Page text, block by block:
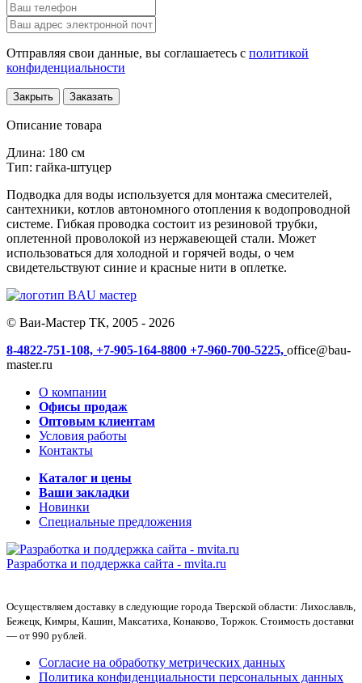
Отправляя свои данные, вы соглашаетесь с политикой
конфиденциальности
Закрыть Заказать
Описание товара
Длина: 180 см
Тип: гайка-штуцер
Подводка для воды используется для монтажа смесителей,
сантехники, котлов автономного отопления к водопроводной
системе. Гибкая проводка состоит из резиновой трубки,
оплетенной проволокой из нержавеющей стали. Может
использоваться для холодной и горячей воды, о чем
свидетельствуют синие и красные нити в оплетке.
© Ваи-Мастер ТК, 2005 - 2026
8-4822-751-108, +7-905-164-8800 +7-960-700-5225, office@bau-
master.ru
О компании
Офисы продаж
Оптовым клиентам
Условия работы
Контакты
Каталог и цены
Ваши закладки
Новинки
Специальные предложения
Разработка и поддержка сайта - mvita.ru
Осуществляем доставку в следующие города Тверской области: Лихославль,
Бежецк, Кимры, Кашин, Максатиха, Конаково, Торжок. Стоимость доставки
— от 990 рублей.
Согласие на обработку метрических данных
Политика конфиденциальности персональных данных